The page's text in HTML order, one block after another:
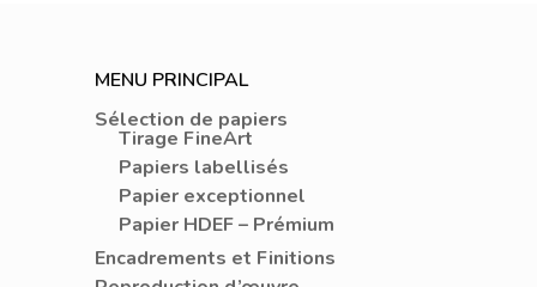
MENU PRINCIPAL
Sélection de papiers
Tirage FineArt
Papiers labellisés
Papier exceptionnel
Papier HDEF – Prémium
Encadrements et Finitions